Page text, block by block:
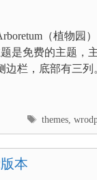
（植物园
是免费的主题，
边栏，底部有三
标
签
themes,
本